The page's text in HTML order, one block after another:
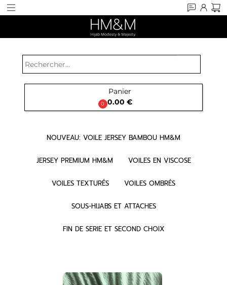
0
Panier
0.00 €
NOUVEAU: VOILE JERSEY BAMBOU HM&M
JERSEY PREMIUM HM&M VOILES EN VISCOSE
VOILES TEXTURÉS VOILES OMBRÉS
SOUS-HIJABS ET ATTACHES
FIN DE SERIE ET SECOND CHOIX